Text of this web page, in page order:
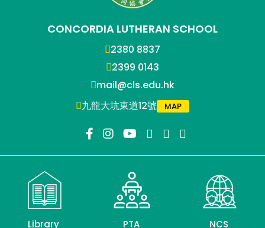
CONCORDIA LUTHERAN SCHOOL
2380 8837
2399 0143
mail@cls.edu.hk
九龍大坑東道12號
MAP
Library PTA NCS